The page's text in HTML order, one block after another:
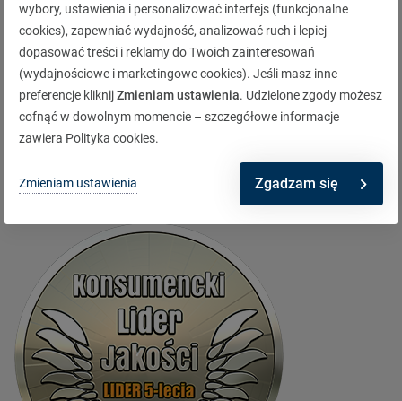
.
wybory, ustawienia i personalizować interfejs (funkcjonalne
cookies), zapewniać wydajność, analizować ruch i lepiej
dopasować treści i reklamy do Twoich zainteresowań
(wydajnościowe i marketingowe cookies). Jeśli masz inne
preferencje kliknijZmieniam ustawienia. Udzielone zgody możesz
cofnąć w dowolnym momencie – szczegółowe informacje
zawiera Polityka cookies.
Zmieniam ustawienia Zgadzam się